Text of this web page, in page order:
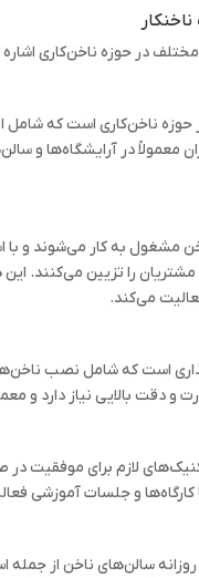
در حوزه ناخن‌کاری اشاره
ناخن‌کاری است که شامل
در آرایشگاه‌ها و
مشغول به کار می‌شوند و
را تزیین می‌کنند.
می‌کند.
است که شامل نصب
و دقت بالایی نیاز دارد و
لازم برای موفقیت
و جلسات آموزشی
سالن‌های ناخن از